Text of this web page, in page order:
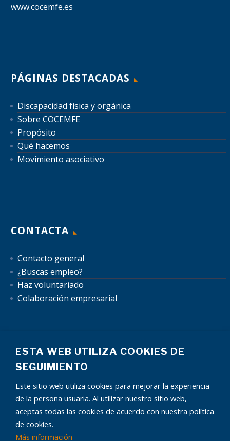
www.cocemfe.es
PÁGINAS DESTACADAS
Discapacidad física y orgánica
Sobre COCEMFE
Propósito
Qué hacemos
Movimiento asociativo
CONTACTA
Contacto general
¿Buscas empleo?
Haz voluntariado
Colaboración empresarial
Mapa del sitio Aviso Legal
Política de Privacidad
Política de Cookies
Autorización uso de datos
Condiciones publicidad
ESTA WEB UTILIZA COOKIES DE
SEGUIMIENTO
Este sitio web utiliza cookies para mejorar la experiencia
de la persona usuaria. Al utilizar nuestro sitio web,
aceptas todas las cookies de acuerdo con nuestra política
de cookies.
Más información